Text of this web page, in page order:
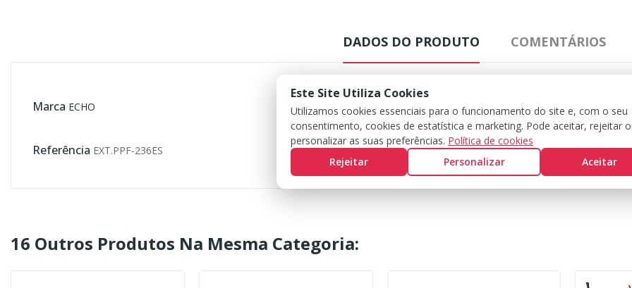
DADOS DO PRODUTO COMENTÁRIOS
Marca ECHO
Referência EXT.PPF-236ES
16 Outros Produtos Na Mesma Categoria:
Este Site Utiliza Cookies
Utilizamos cookies essenciais para o funcionamento do site e, com o seu
consentimento, cookies de estatística e marketing. Pode aceitar, rejeitar
personalizar as suas preferências. Política de cookies
Rejeitar
Personalizar Aceitar